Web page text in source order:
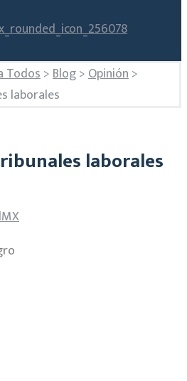
Todos>Blog>Opinión>
laborales
laborales